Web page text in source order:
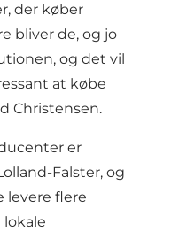
der køber
bliver de, og jo
og det vil
at købe
Christensen.
er
Falster, og
levere flere